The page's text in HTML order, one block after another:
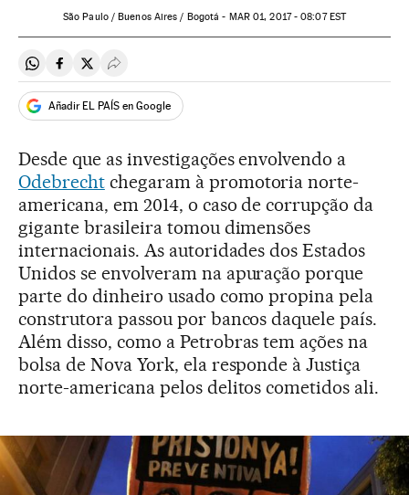
São Paulo / Buenos Aires / Bogotá - MAR01, 2017 - 08:07EST
Compartir en Whatsapp
Compartir en Facebook
Compartir en Twitter
Desplegar Redes Sociales
Añadir EL PAÍS en Google
Desde que as investigações envolvendo a
Odebrechtchegaram à promotoria norte-
americana, em 2014, o caso de corrupção da
gigante brasileira tomou dimensões
internacionais. As autoridades dos Estados
Unidos se envolveram na apuração porque
parte do dinheiro usado como propina pela
construtora passou por bancos daquele país.
Além disso, como a Petrobras tem ações na
bolsa de Nova York, ela responde à Justiça
norte-americana pelos delitos cometidos ali.